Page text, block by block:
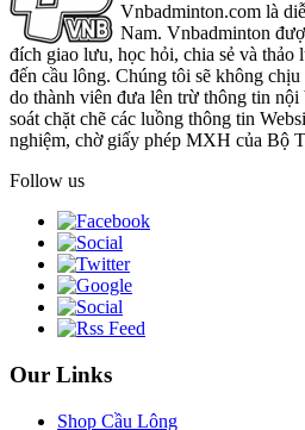
Vnbadminton.com là
Nam. Vnbadminton
đích giao lưu, học hỏi, chia sẻ và thảo
đến cầu lông. Chúng tôi sẽ không
do thành viên đưa lên trừ thông tin
soát chặt chẽ các luồng thông tin
nghiệm, chờ giấy phép MXH của Bộ
Follow us
Our Links
Shop Cầu Lông